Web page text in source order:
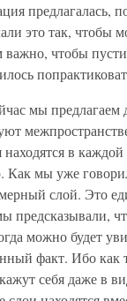
предлагалась,
это так, чтобы
чтобы
мы
находятся в
Как мы уже
слой. Это
предсказывали,
можно будет
факт. Ибо как
себя даже в